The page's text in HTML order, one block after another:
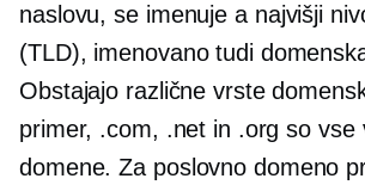
naslovu, se imenuje a najvišji
(TLD), imenovano tudi
Obstajajo različne vrste
primer, .com, .net in .org so vse
domene. Za poslovno domeno